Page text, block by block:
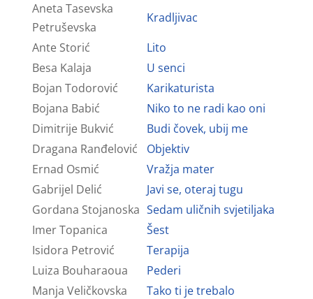
Aneta Tasevska
Petruševska
Kradljivac
Ante Storić
Lito
Besa Kalaja
U senci
Bojan Todorović
Karikaturista
Bojana Babić
Niko to ne radi kao oni
Dimitrije Bukvić
Budi čovek, ubij me
Dragana Ranđelović
Objektiv
Ernad Osmić
Vražja mater
Gabrijel Delić
Javi se, oteraj tugu
Gordana Stojanoska Sedam uličnih svjetiljaka
Imer Topanica
Šest
Isidora Petrović
Terapija
Luiza Bouharaoua
Pederi
Manja Veličkovska
Tako ti je trebalo